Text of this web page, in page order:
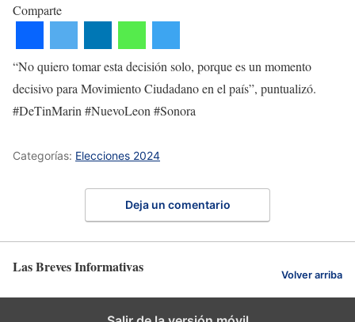
Comparte
“No quiero tomar esta decisión solo, porque es un momento
decisivo para Movimiento Ciudadano en el país”, puntualizó.
#DeTinMarin #NuevoLeon #Sonora
Categorías: Elecciones 2024
Deja un comentario
Las Breves Informativas Volver arriba